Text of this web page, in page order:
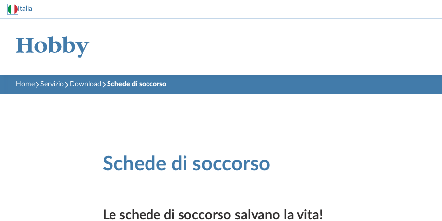
Italia
Home Servizio Download Schede di soccorso
Schede di soccorso
Le schede di soccorso salvano la vita!